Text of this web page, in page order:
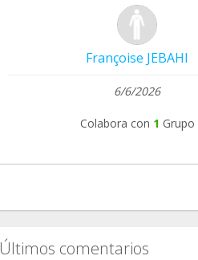
Françoise JEBAHI
6/6/2026
Colabora con 1 Grupo
Últimos comentarios